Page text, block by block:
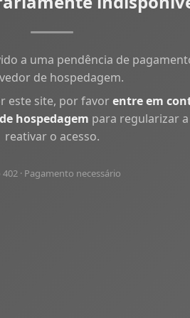
a uma pendência de
de hospedagem.
este site, por favorentre em
hospedagem para regularizar
reativar o acesso.
402 · Pagamento necessário